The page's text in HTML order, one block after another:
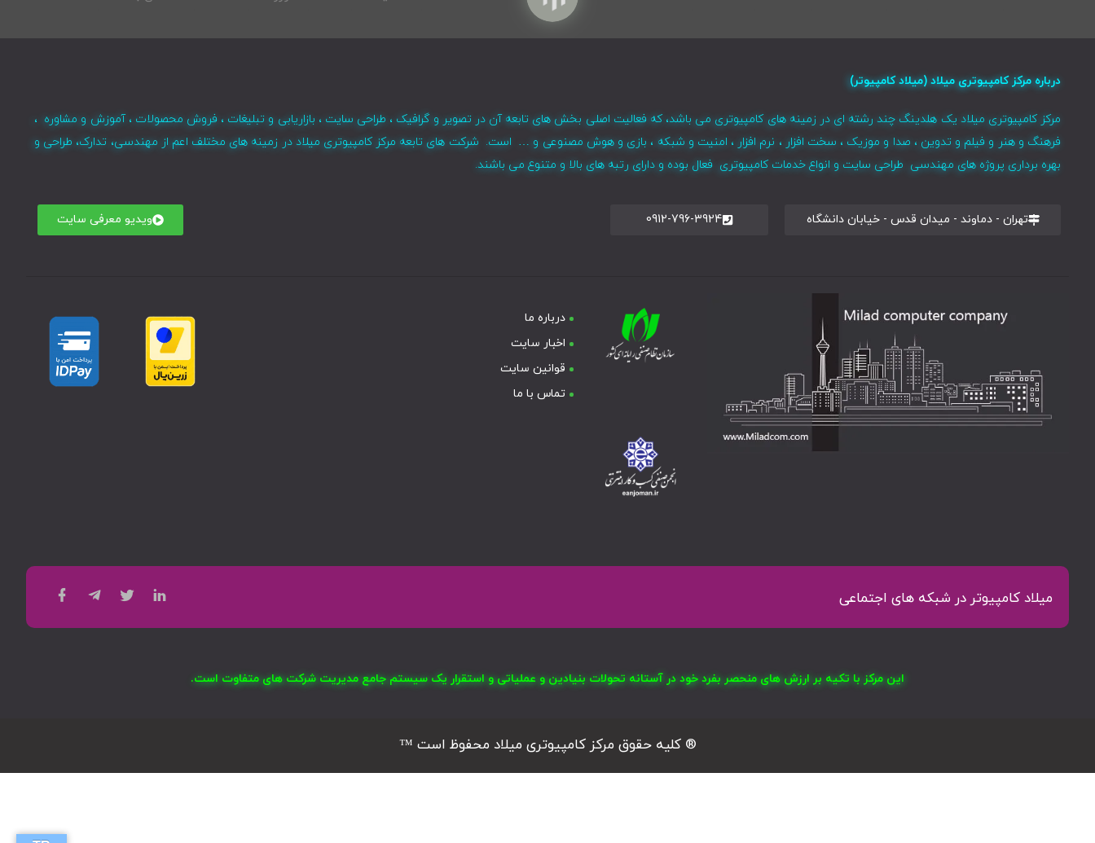
درباره مرکز کامپیوتری میلاد (میلاد کامپیوتر)
مرکز کامپیوتری میلاد یک هلدینگ چند رشته ای در زمینه های کامپیوتری می باشد، که فعالیت اصلی بخش های تابعه آن در تصویر و گرافیک ، طراحی سایت ، بازاریابی و تبلیغات ، فروش محصولات ، آموزش و مشاوره ،
فرهنگ و هنر و فیلم و تدوین ، صدا و موزیک ، سخت افزار ، نرم افزار ، امنیت و شبکه ، بازی و هوش مصنوعی و … است. شرکت های تابعه مرکز کامپیوتری میلاد در زمینه های مختلف اعم از مهندسی، تدارک، طراحی و
بهره برداری پروژه های مهندسی طراحی سایت و انواع خدمات کامپیوتری فعال بوده و دارای رتبه های بالا و متنوع می باشند.
تهران - دماوند - میدان قدس - خیابان دانشگاه 0912-796-3924 ویدیو معرفی سایت
درباره ما
اخبار سایت
قوانین سایت
تماس با ما
میلاد کامپیوتر در شبکه های اجتماعی
این مرکز با تکیه بر ارزش های منحصر بفرد خود در آستانه تحولات بنیادین و عملیاتی و استقرار یک سیستم جامع مدیریت شرکت های متفاوت است.
® کلیه حقوق مرکز کامپیوتری میلاد محفوظ است ™